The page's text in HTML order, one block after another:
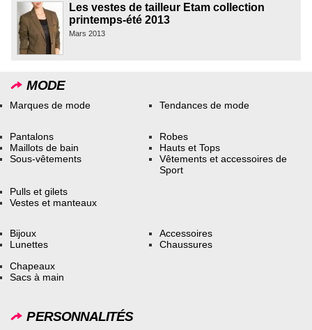
Les vestes de tailleur Etam collection
printemps-été 2013
Mars 2013
MODE
Marques de mode Tendances de mode
Pantalons
Maillots de bain
Sous-vêtements
Robes
Hauts et Tops
Vêtements et accessoires de
Sport
Pulls et gilets
Vestes et manteaux
Bijoux
Lunettes
Accessoires
Chaussures
Chapeaux
Sacs à main
PERSONNALITÉS